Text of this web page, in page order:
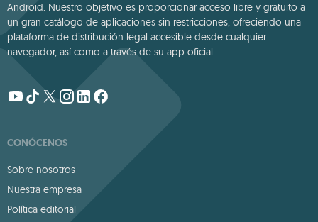
Android. Nuestro objetivo es proporcionar acceso libre y gratuito a
un gran catálogo de aplicaciones sin restricciones, ofreciendo una
plataforma de distribución legal accesible desde cualquier
navegador, así como a través de su app oficial.
CONÓCENOS
Sobre nosotros
Nuestra empresa
Política editorial